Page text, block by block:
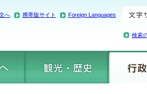
へ 携帯版サイト Foreign Languages
検索